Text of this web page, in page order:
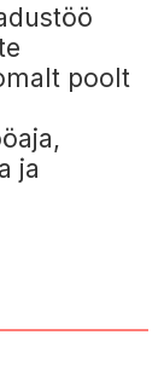
poolt
ja